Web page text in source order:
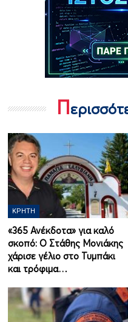
Π
ΚΡΉΤΗ
«365 Ανέκδοτα» για καλό
σκοπό: Ο Στάθης Μονιάκης
χάρισε γέλιο στο Τυμπάκι
και τρόφιμα…